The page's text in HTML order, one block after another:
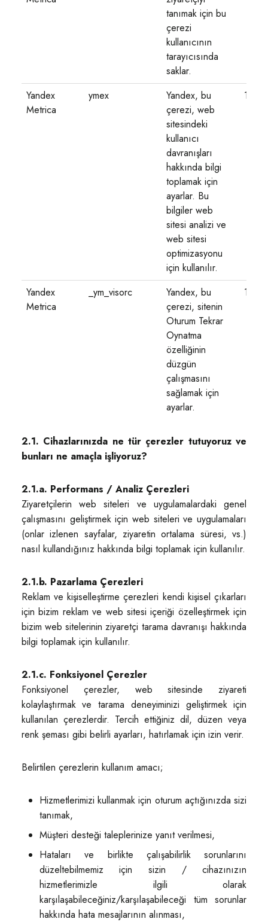
tanımak için bu
çerezi
kullanıcının
tarayıcısında
saklar.
Yandex
Metrica
ymex
Yandex, bu
çerezi, web
sitesindeki
kullanıcı
davranışları
hakkında bilgi
toplamak için
ayarlar. Bu
bilgiler web
sitesi analizi ve
web sitesi
optimizasyonu
için kullanılır.
1 yıl
Yandex
Metrica
_ym_visorc
Yandex, bu
çerezi, sitenin
Oturum Tekrar
Oynatma
özelliğinin
düzgün
çalışmasını
sağlamak için
ayarlar.
1 saat
2.1. Cihazlarınızda ne tür çerezler tutuyoruz ve
bunları ne amaçla işliyoruz?
2.1.a. Performans / Analiz Çerezleri
Ziyaretçilerin web siteleri ve uygulamalardaki genel
çalışmasını geliştirmek için web siteleri ve uygulamaları
(onlar izlenen sayfalar, ziyaretin ortalama süresi, vs.)
nasıl kullandığınız hakkında bilgi toplamak için kullanılır.
2.1.b. Pazarlama Çerezleri
Reklam ve kişiselleştirme çerezleri kendi kişisel çıkarları
için bizim reklam ve web sitesi içeriği özelleştirmek için
bizim web sitelerinin ziyaretçi tarama davranışı hakkında
bilgi toplamak için kullanılır.
2.1.c. Fonksiyonel Çerezler
Fonksiyonel çerezler, web sitesinde ziyareti
kolaylaştırmak ve tarama deneyiminizi geliştirmek için
kullanılan çerezlerdir. Tercih ettiğiniz dil, düzen veya
renk şeması gibi belirli ayarları, hatırlamak için izin verir.
Belirtilen çerezlerin kullanım amacı;
Hizmetlerimizi kullanmak için oturum açtığınızda sizi
tanımak,
Müşteri desteği taleplerinize yanıt verilmesi,
Hataları ve birlikte çalışabilirlik sorunlarını
düzeltebilmemiz için sizin / cihazınızın
hizmetlerimizle ilgili olarak
karşılaşabileceğiniz/karşılaşabileceği tüm sorunlar
hakkında hata mesajlarının alınması,